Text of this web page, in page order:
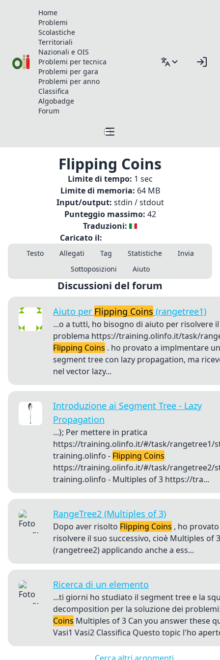
Home
Problemi
Scolastiche
Territoriali
Nazionali e OIS
Problemi per tecnica
Problemi per gara
Problemi per anno
Classifica
Algobadge
Forum
Flipping Coins
Limite di tempo: 1 sec
Limite di memoria: 64 MB
Input/output: stdin / stdout
Punteggio massimo: 42
Traduzioni:
Caricato il:
Testo Allegati Tag Statistiche
Invia
Sottoposizioni
Aiuto
Discussioni del forum
Aiuto per Flipping Coins (rangetree1)
...o a tutti, ho bisogno di aiuto per risolvere il
problema https://training.olinfo.it/task/
Flipping Coins . ho provato a implmentare un
segment tree con lazy propagation, ma
nel vector lazy...
Introduzione ai Segment Tree - Lazy
Propagation
...}; Per mettere in pratica
https://training.olinfo.it/#/task/rangetree1/
training.olinfo - Flipping Coins
https://training.olinfo.it/#/task/rangetree2/
training.olinfo - Multiples of 3 https://tra...
RangeTree2 (Multiples of 3)
Dopo aver risolto Flipping Coins , ho
risolvere il suo successivo, cioè Multiples of 3
(rangetree2) applicando anche a ess...
Ricerca di un elemento
...ti giorni ho studiato il segment tree e la
decomposition per la soluzione dei
Coins Multiples of 3 Can you answer these
Vasi1 Vasi2 Classifica Questo topic l'ho